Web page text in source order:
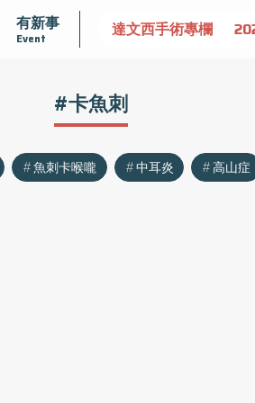
有新事
Event
守護骨骼健康 達文西手術專欄
#卡魚刺
魚刺卡喉嚨 中耳炎 高山症